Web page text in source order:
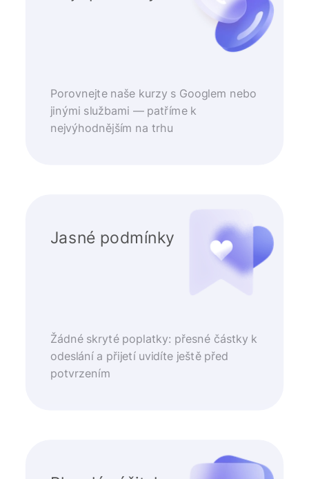
Porovnejte naše kurzy s Googlem nebo
jinými službami — patříme k
nejvýhodnějším na trhu
Jasné podmínky
Žádné skryté poplatky: přesné částky k
odeslání a přijetí uvidíte ještě před
potvrzením